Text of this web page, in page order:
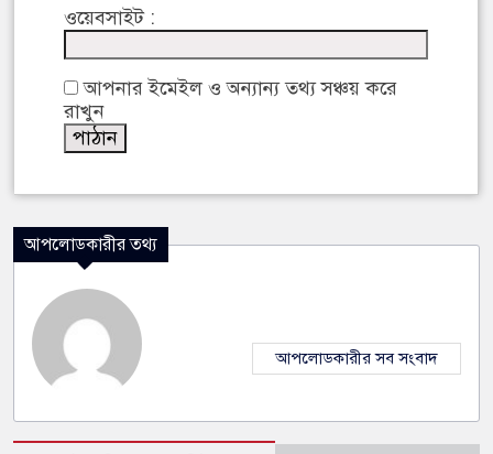
ওয়েবসাইট :
আপনার ইমেইল ও অন্যান্য তথ্য সঞ্চয় করে
রাখুন
আপলোডকারীর তথ্য
আপলোডকারীর সব সংবাদ